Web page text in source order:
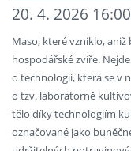
20. 4. 2026
Maso, které vzniklo,
hospodářské zvíře.
o technologii, která se v
o tzv. laboratorně
tělo díky technologiím
označované jako